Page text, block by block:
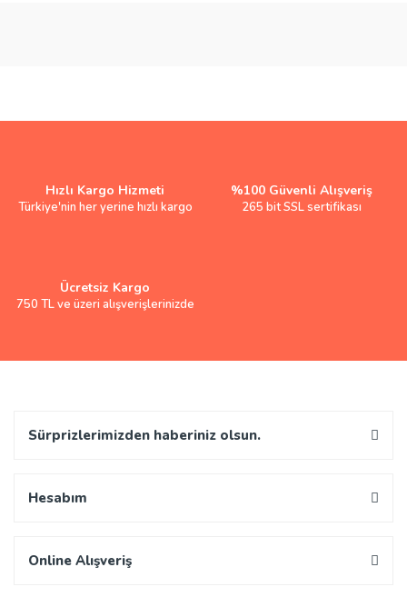
Hızlı Kargo Hizmeti
Türkiye'nin her yerine hızlı kargo
%100 Güvenli Alışveriş
265 bit SSL sertifikası
Ücretsiz Kargo
750 TL ve üzeri alışverişlerinizde
Sürprizlerimizden haberiniz olsun.
Hesabım
Online Alışveriş